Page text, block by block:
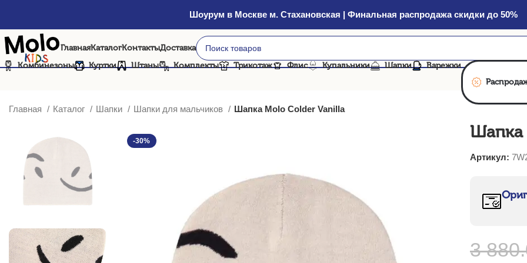
Шоурум в Москве м. Стахановская | Финальная распродажа скидки до 50%
ГлавнаяКаталогКонтактыДоставка
Комбинезоны
Куртки Штаны Комплекты Трикотаж Флис Купальники Шапки
Варежки
Главная Каталог Шапки Шапки для мальчиков Шапка Molo Colder Vanilla
-30% Шапка
Артикул:
3